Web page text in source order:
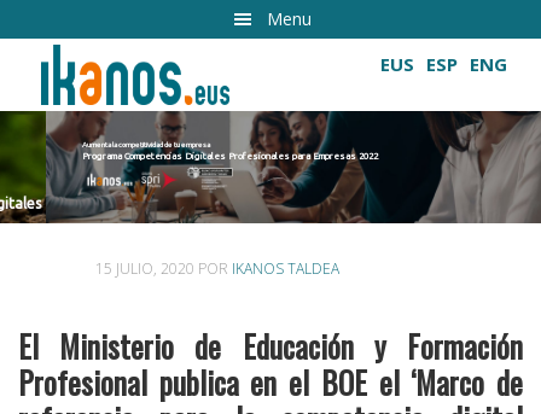
al
contenido
principal
Menu
EUS ESP ENG
Aumenta la competitividad de tu empresa
Programa Competencias Digitales Profesionales para Empresas 2022
Cultivando las competencias digitales
15 JULIO, 2020 POR IKANOS TALDEA
El Ministerio de Educación y Formación
Profesional publica en el BOE el ‘Marco de